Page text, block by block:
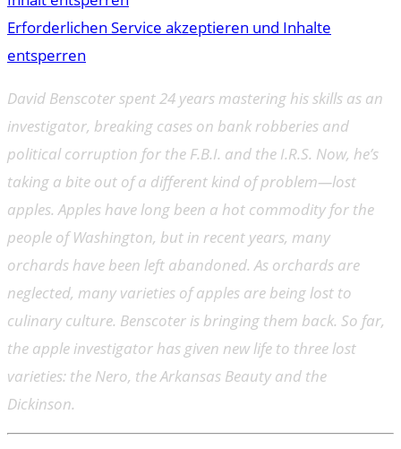
Erforderlichen Service akzeptieren und Inhalte
entsperren
David Benscoter spent 24 years mastering his skills as an
investigator, breaking cases on bank robberies and
political corruption for the F.B.I. and the I.R.S. Now, he’s
taking a bite out of a different kind of problem—lost
apples. Apples have long been a hot commodity for the
people of Washington, but in recent years, many
orchards have been left abandoned. As orchards are
neglected, many varieties of apples are being lost to
culinary culture. Benscoter is bringing them back. So far,
the apple investigator has given new life to three lost
varieties: the Nero, the Arkansas Beauty and the
Dickinson.